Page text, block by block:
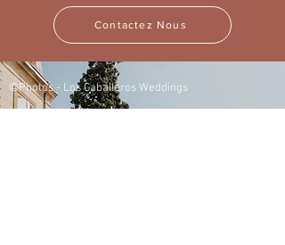
Contactez Nous
©Photos - Los Caballeros Weddings